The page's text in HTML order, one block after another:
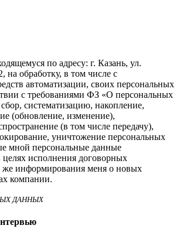
по адресу: г. Казань, ул.
на обработку, в том числе с
автоматизации, своих персональных
с требованиями ФЗ «О персональных
систематизацию, накопление,
(обновление, изменение),
(в том числе передачу),
уничтожение персональных
мной персональные данные
целях исполнения договорных
же информирования меня о новых
компании.
ДАННЫХ